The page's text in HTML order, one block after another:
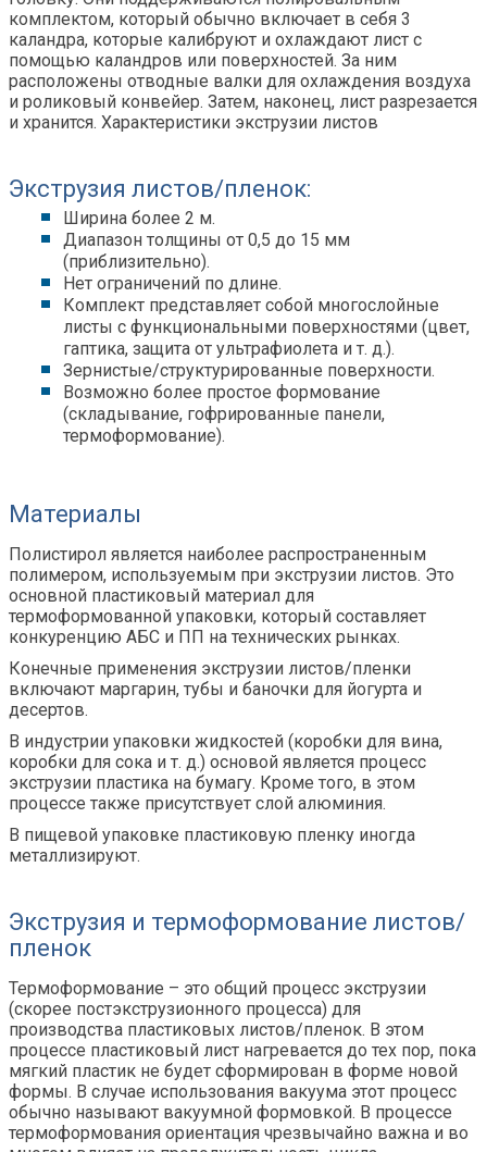
комплектом, который обычно включает в себя 3
каландра, которые калибруют и охлаждают лист с
помощью каландров или поверхностей. За ним
расположены отводные валки для охлаждения воздуха
и роликовый конвейер. Затем, наконец, лист разрезается
и хранится. Характеристики экструзии листов
Экструзия листов/пленок:
Ширина более 2 м.
Диапазон толщины от 0,5 до 15 мм
(приблизительно).
Нет ограничений по длине.
Комплект представляет собой многослойные
листы с функциональными поверхностями (цвет,
гаптика, защита от ультрафиолета и т. д.).
Зернистые/структурированные поверхности.
Возможно более простое формование
(складывание, гофрированные панели,
термоформование).
Материалы
Полистирол является наиболее распространенным
полимером, используемым при экструзии листов. Это
основной пластиковый материал для
термоформованной упаковки, который составляет
конкуренцию АБС и ПП на технических рынках.
Конечные применения экструзии листов/пленки
включают маргарин, тубы и баночки для йогурта и
десертов.
В индустрии упаковки жидкостей (коробки для вина,
коробки для сока и т. д.) основой является процесс
экструзии пластика на бумагу. Кроме того, в этом
процессе также присутствует слой алюминия.
В пищевой упаковке пластиковую пленку иногда
металлизируют.
Экструзия и термоформование листов/
пленок
Термоформование – это общий процесс экструзии
(скорее постэкструзионного процесса) для
производства пластиковых листов/пленок. В этом
процессе пластиковый лист нагревается до тех пор, пока
мягкий пластик не будет сформирован в форме новой
формы. В случае использования вакуума этот процесс
обычно называют вакуумной формовкой. В процессе
термоформования ориентация чрезвычайно важна и во